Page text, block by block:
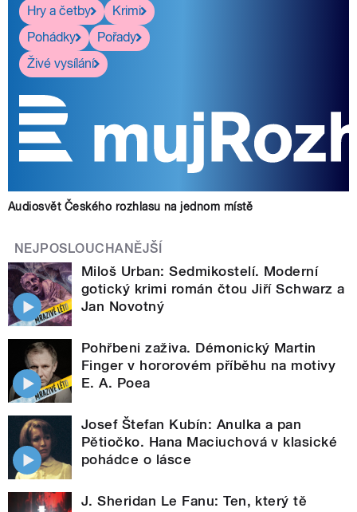
Hry a četby
Krimi
Pohádky
Pořady
Živé vysílání
Audiosvět Českého rozhlasu na jednom místě
NEJPOSLOUCHANĚJŠÍ
Miloš Urban: Sedmikostelí. Moderní
gotický krimi román čtou Jiří Schwarz a
Jan Novotný
Pohřbeni zaživa. Démonický Martin
Finger v hororovém příběhu na motivy
E. A. Poea
Josef Štefan Kubín: Anulka a pan
Pětiočko. Hana Maciuchová v klasické
pohádce o lásce
J. Sheridan Le Fanu: Ten, který tě